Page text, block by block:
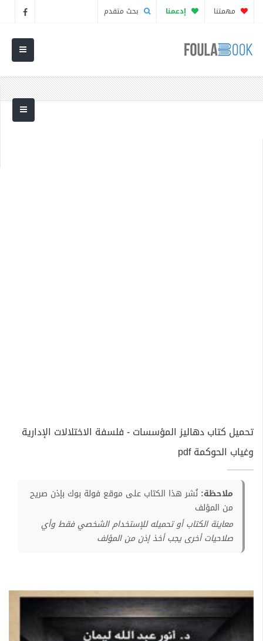
مهمتنا إدعمنا بحث متقدم
تحميل كتاب دهاليز المؤسسات - فلسفة الاختلالات الإدارية
وغياب الحوكمة pdf
ملاحظة: نُشر هذا الكتاب على موقع فولة بوك بإذن صريح
من المؤلف
معاينة الكتاب أو تحميله للإستخدام الشخصي فقط وأي
صلاحيات أخرى يجب أخذ إذن من المؤلف